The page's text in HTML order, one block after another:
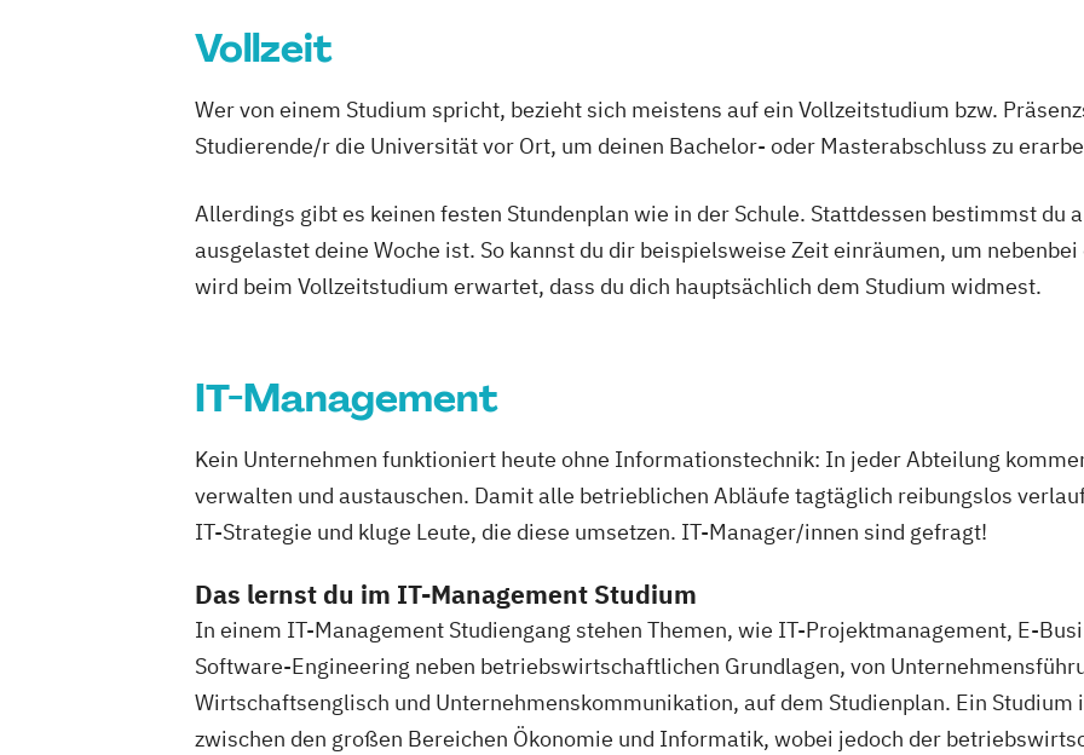
Vollzeit
Wer von einem Studium spricht, bezieht sich meistens auf ein Vollzeitstudium bzw.
Studierende/r die Universität vor Ort, um deinen Bachelor- oder Masterabschluss zu
Allerdings gibt es keinen festen Stundenplan wie in der Schule. Stattdessen bestimmst du
ausgelastet deine Woche ist. So kannst du dir beispielsweise Zeit einräumen, um
wird beim Vollzeitstudium erwartet, dass du dich hauptsächlich dem Studium widmest.
IT-Management
Kein Unternehmen funktioniert heute ohne Informationstechnik: In jeder Abteilung
verwalten und austauschen. Damit alle betrieblichen Abläufe tagtäglich reibungslos
IT-Strategie und kluge Leute, die diese umsetzen. IT-Manager/innen sind gefragt!
Das lernst du im IT-Management Studium
In einem IT-Management Studiengang stehen Themen, wie IT-Projektmanagement, E-
Software-Engineering neben betriebswirtschaftlichen Grundlagen, von
Wirtschaftsenglisch und Unternehmenskommunikation, auf dem Studienplan. Ein
zwischen den großen Bereichen Ökonomie und Informatik, wobei jedoch der